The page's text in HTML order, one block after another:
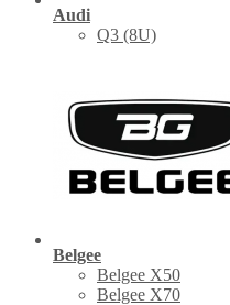
Audi
Q3 (8U)
Belgee
Belgee X50
Belgee X70